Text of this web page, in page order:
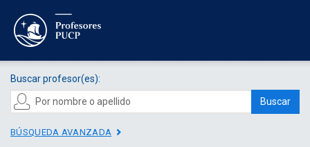
Buscar profesor(es):
Buscar
BÚSQUEDA AVANZADA